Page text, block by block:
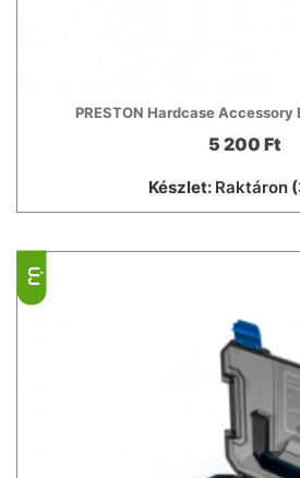
PRESTON Hardcase Accessory
5 200 Ft
Készlet: Raktáron
ÚJ